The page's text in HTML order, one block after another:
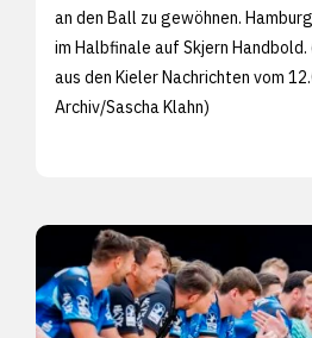
an den Ball zu gewöhnen.
im Halbfinale auf Skjern Handbold.
aus den Kieler Nachrichten vom
Archiv/Sascha Klahn)